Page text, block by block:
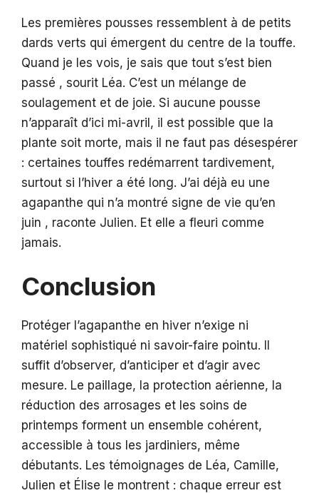
Les premières pousses ressemblent à de petits
dards verts qui émergent du centre de la touffe.
Quand je les vois, je sais que tout s’est bien
passé , sourit Léa. C’est un mélange de
soulagement et de joie. Si aucune pousse
n’apparaît d’ici mi-avril, il est possible que la
plante soit morte, mais il ne faut pas désespérer
: certaines touffes redémarrent tardivement,
surtout si l’hiver a été long. J’ai déjà eu une
agapanthe qui n’a montré signe de vie qu’en
juin , raconte Julien. Et elle a fleuri comme
jamais.
Conclusion
Protéger l’agapanthe en hiver n’exige ni
matériel sophistiqué ni savoir-faire pointu. Il
suffit d’observer, d’anticiper et d’agir avec
mesure. Le paillage, la protection aérienne, la
réduction des arrosages et les soins de
printemps forment un ensemble cohérent,
accessible à tous les jardiniers, même
débutants. Les témoignages de Léa, Camille,
Julien et Élise le montrent : chaque erreur est